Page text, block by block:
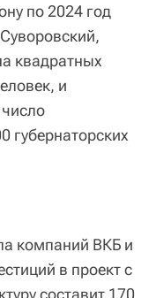
по 2024 год
квадратных
и
губернаторских
компаний ВКБ и
в проект с
составит 170